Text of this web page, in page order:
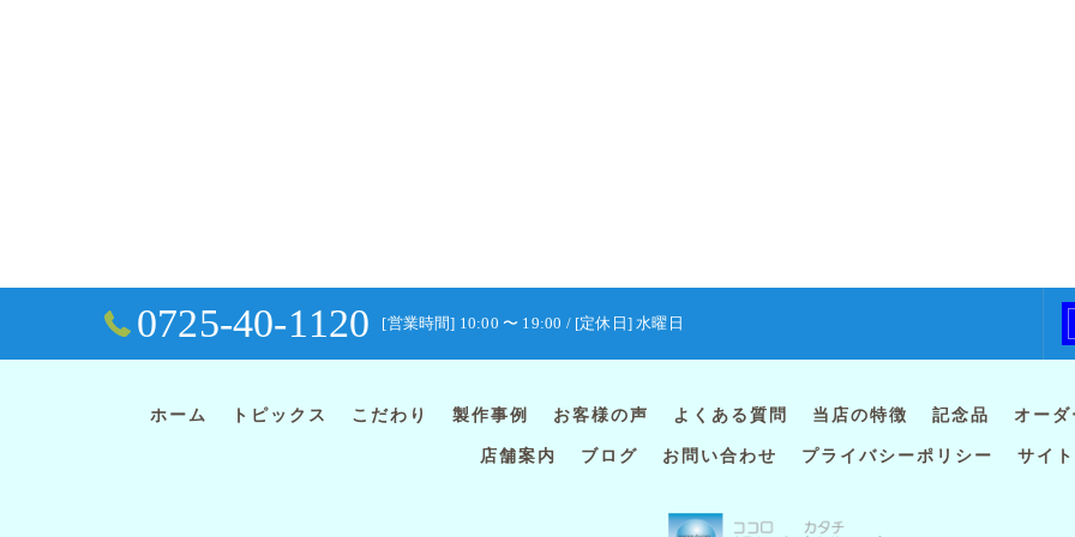
0725-40-1120 [営業時間] 10:00 〜 19:00 / [定休日] 水曜日
ホーム トピックス こだわり 製作事例 お客様の声 よくある質問 当店の特徴 記念品 オー
店舗案内 ブログ お問い合わせ プライバシーポリシー サイ